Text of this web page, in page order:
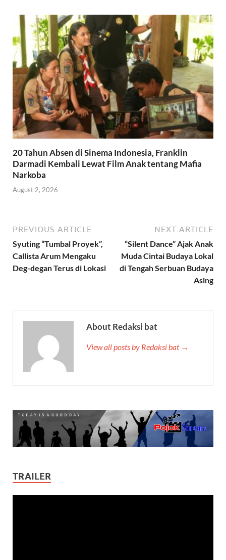
20 Tahun Absen di Sinema Indonesia, Franklin
Darmadi Kembali Lewat Film Anak tentang Mafia
Narkoba
August 2, 2026
PREVIOUS ARTICLE
Syuting “Tumbal Proyek”,
Callista Arum Mengaku
Deg-degan Terus di Lokasi
NEXT ARTICLE
“Silent Dance” Ajak Anak
Muda Cintai Budaya Lokal
di Tengah Serbuan Budaya
Asing
About Redaksi bat
View all posts by Redaksi bat →
TRAILER